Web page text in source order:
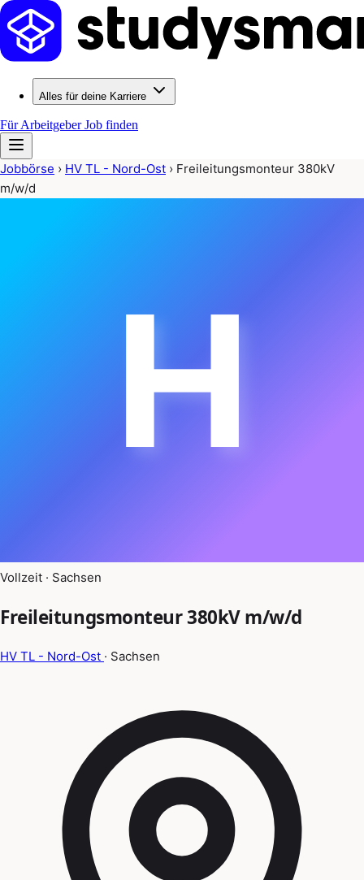
Alles für deine Karriere
Für ArbeitgeberJob finden
Jobbörse › HV TL - Nord-Ost › Freileitungsmonteur 380kV
m/w/d
H
Vollzeit · Sachsen
Freileitungsmonteur 380kV m/w/d
HV TL - Nord-Ost · Sachsen